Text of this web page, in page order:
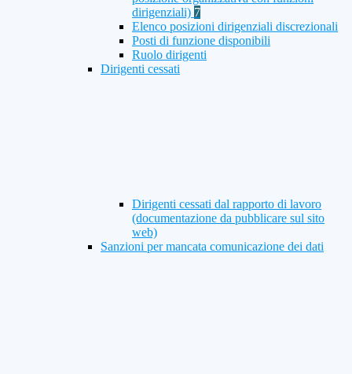
dirigenziali) 7
Elenco posizioni dirigenziali discrezionali
Posti di funzione disponibili
Ruolo dirigenti
Dirigenti cessati
Dirigenti cessati dal rapporto di lavoro
(documentazione da pubblicare sul sito
web)
Sanzioni per mancata comunicazione dei dati